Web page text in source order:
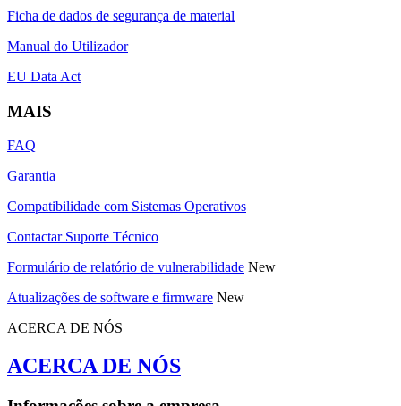
Ficha de dados de segurança de material
Manual do Utilizador
EU Data Act
MAIS
FAQ
Garantia
Compatibilidade com Sistemas Operativos
Contactar Suporte Técnico
Formulário de relatório de vulnerabilidade New
Atualizações de software e firmware New
ACERCA DE NÓS
ACERCA DE NÓS